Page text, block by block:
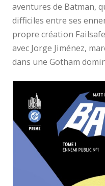
aventures de Batman,
difficiles entre ses
propre création
avec Jorge Jiménez,
dans une Gotham